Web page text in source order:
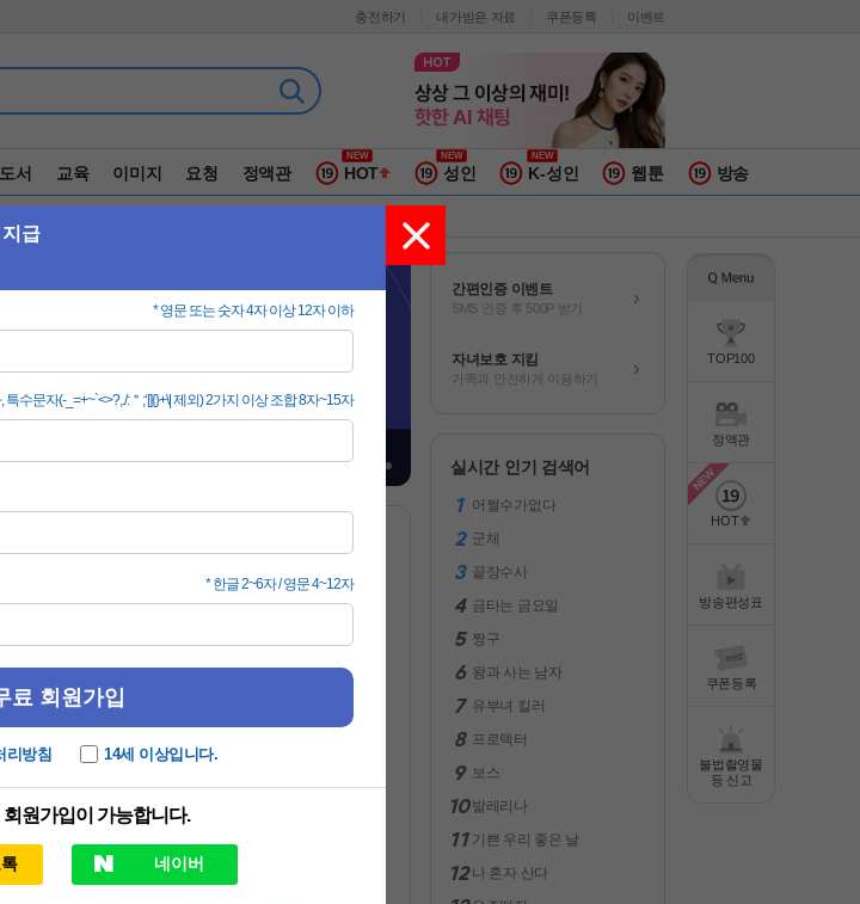
충전하기 내가받은 자료 쿠폰등록 이벤트
TOP100
정액관
HOT
방송편성표
쿠폰등록
불법촬영물
등 신고
도서 교육 이미지 요청 정액관 HOT 성인 K-성인 웹툰 방송
8월 적진 한복판에
홀로 남겨진 미군
Ol크 ] 1080p 5.1 완
벽자막
일반
[07월 초작 SF액션]
정식릴 존잼 [ 지금
퍼 원드걸 ] 1080공
식자막
SF/판타지
간편인증 이벤트
SMS 인증 후 500P 받기
자녀보호 지킴
가족과 안전하게 이용하기
실시간 인기 검색어
어쩔수가없다
군체
끝장수사
금타는 금요일
짱구
왕과 사는 남자
유부녀 킬러
프로텍터
보스
발레리나
기쁜 우리 좋은 날
나 혼자 산다